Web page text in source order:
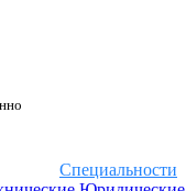
Специальности